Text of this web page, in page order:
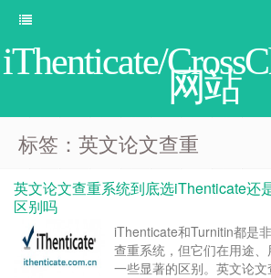
iThenticate/
网站
标签：英文论文查重
英文论文查重系统到底选iThenticate还
区别吗
iThenticate和Turnitin都是
查重系统，但它们在用途
一些显著的区别。英文论